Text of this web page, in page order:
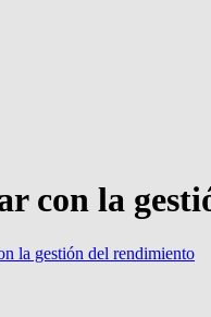
con la
la gestión del rendimiento